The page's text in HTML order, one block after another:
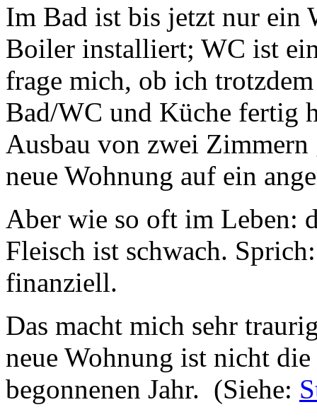
Im Bad ist bis jetzt nur ein
Boiler installiert; WC ist
frage mich, ob ich
Bad/WC und Küche fertig
Ausbau von zwei
neue Wohnung auf ein
Aber wie so oft im Leben:
Fleisch ist schwach.
finanziell.
Das macht mich sehr
neue Wohnung ist nicht
begonnenen Jahr. (Siehe: